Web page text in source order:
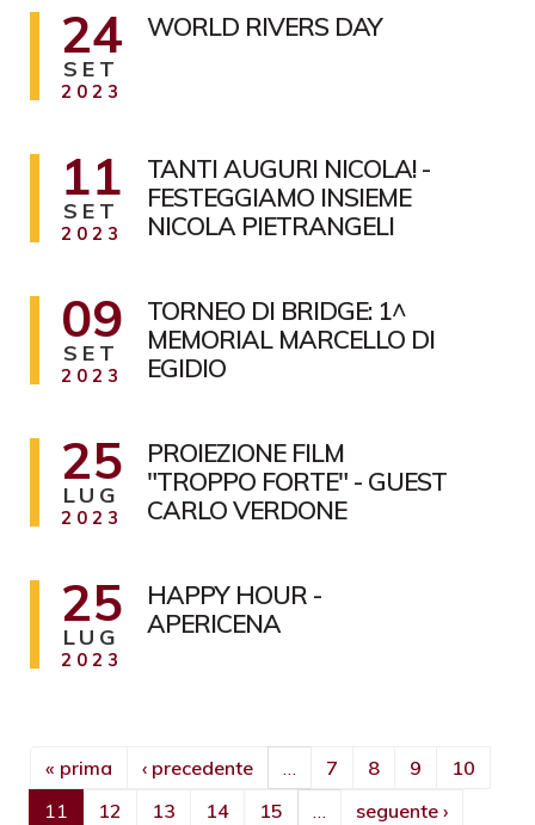
24
SET
2023
WORLD RIVERS DAY
11
SET
2023
TANTI AUGURI NICOLA! -
FESTEGGIAMO INSIEME
NICOLA PIETRANGELI
09
SET
2023
TORNEO DI BRIDGE: 1^
MEMORIAL MARCELLO DI
EGIDIO
25
LUG
2023
PROIEZIONE FILM
"TROPPO FORTE" - GUEST
CARLO VERDONE
25
LUG
2023
HAPPY HOUR -
APERICENA
« prima ‹ precedente … 7 8 9
10
11
12 13 14 15 …
seguente ›